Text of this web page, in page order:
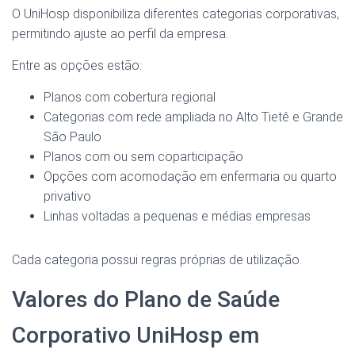
O UniHosp disponibiliza diferentes categorias corporativas,
permitindo ajuste ao perfil da empresa.
Entre as opções estão:
Planos com cobertura regional
Categorias com rede ampliada no Alto Tietê e Grande
São Paulo
Planos com ou sem coparticipação
Opções com acomodação em enfermaria ou quarto
privativo
Linhas voltadas a pequenas e médias empresas
Cada categoria possui regras próprias de utilização.
Valores do Plano de Saúde
Corporativo UniHosp em